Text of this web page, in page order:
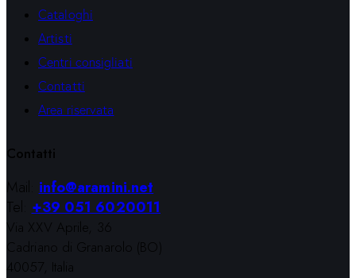
Cataloghi
Artisti
Centri consigliati
Contatti
Area riservata
Contatti
Mail: info@aramini.net
Tel: +39 051 6020011
Via XXV Aprile, 36
Cadriano di Granarolo (BO)
40057, Italia